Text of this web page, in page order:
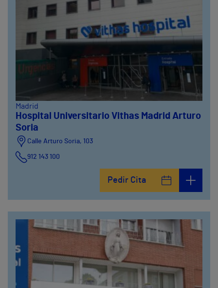
Madrid
Hospital Universitario Vithas Madrid Arturo
Soria
Calle Arturo Soria, 103
912 143 100
912 143 100
Pedir Cita